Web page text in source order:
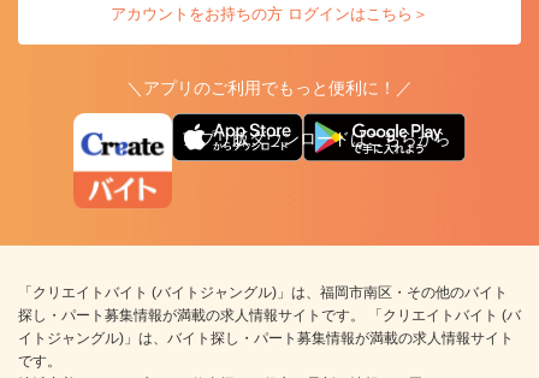
アカウントをお持ちの方 ログインはこちら＞
＼アプリのご利用でもっと便利に！／
アプリ版ダウンロードはこちらから
「クリエイトバイト (バイトジャングル)」は、福岡市南区・その他のバイト
探し・パート募集情報が満載の求人情報サイトです。 「クリエイトバイト (バ
イトジャングル)」は、バイト探し・パート募集情報が満載の求人情報サイト
です。